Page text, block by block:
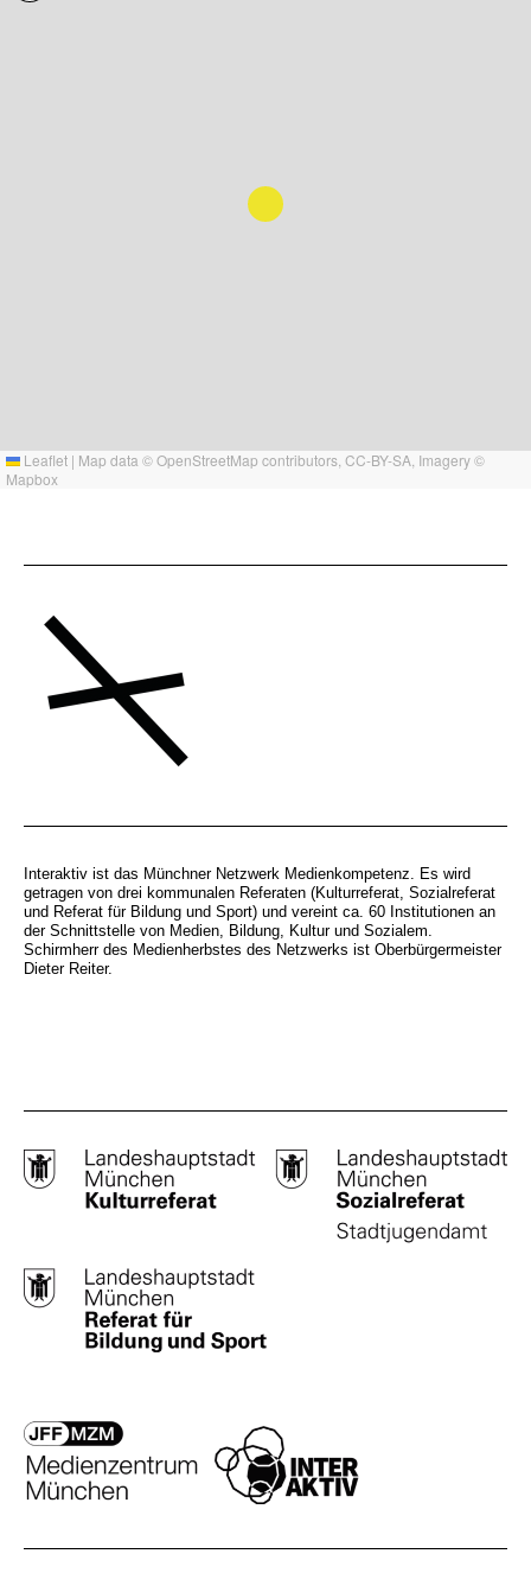
Leaflet | Map data ©OpenStreetMap contributors, CC-BY-SA , Imagery ©
Mapbox
Interaktiv ist das Münchner Netzwerk Medienkompetenz. Es wird
getragen von drei kommunalen Referaten (Kulturreferat, Sozialreferat
und Referat für Bildung und Sport) und vereint ca. 60 Institutionen an
der Schnittstelle von Medien, Bildung, Kultur und Sozialem.
Schirmherr des Medienherbstes des Netzwerks ist Oberbürgermeister
Dieter Reiter.